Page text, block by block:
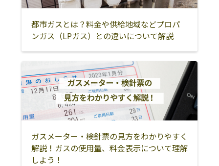
都市ガスとは？料金や供給地域などプロパ
ンガス（LPガス）との違いについて解説
ガスメーター・検針票の見方をわかりやすく
解説！ガスの使用量、料金表示について理解
しよう！